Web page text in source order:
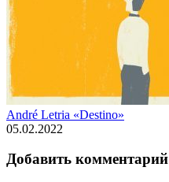
André Letria «Destino»
05.02.2022
Добавить комментарий